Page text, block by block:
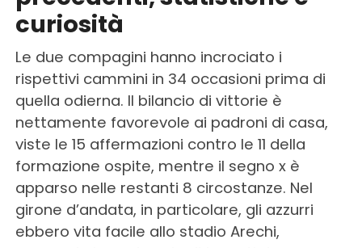
curiosità
Le due compagini hanno incrociato i
rispettivi cammini in 34 occasioni prima di
quella odierna. Il bilancio di vittorie è
nettamente favorevole ai padroni di casa,
viste le 15 affermazioni contro le 11 della
formazione ospite, mentre il segno x è
apparso nelle restanti 8 circostanze. Nel
girone d’andata, in particolare, gli azzurri
ebbero vita facile allo stadio Arechi,